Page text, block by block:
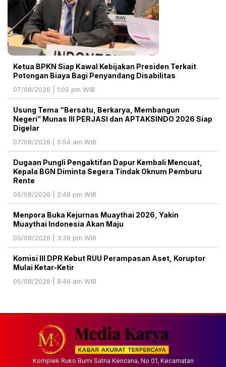
Ketua BPKN Siap Kawal Kebijakan Presiden Terkait
Potongan Biaya Bagi Penyandang Disabilitas
07/08/2026 | 1:05 pm WIB
Usung Tema “Bersatu, Berkarya, Membangun
Negeri” Munas III PERJASI dan APTAKSINDO 2026 Siap
Digelar
07/08/2026 | 5:54 am WIB
Dugaan Pungli Pengaktifan Dapur Kembali Mencuat,
Kepala BGN Diminta Segera Tindak Oknum Pemburu
Rente
06/08/2026 | 2:48 pm WIB
Menpora Buka Kejurnas Muaythai 2026, Yakin
Muaythai Indonesia Akan Maju
05/08/2026 | 3:39 pm WIB
Komisi III DPR Kebut RUU Perampasan Aset, Koruptor
Mulai Ketar-Ketir
05/08/2026 | 8:46 am WIB
Komplek Ruko Bumi Satria Kencana, No 01, Kecamatan